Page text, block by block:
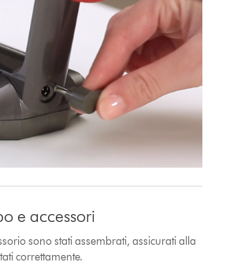
e accessori
sono stati assembrati, assicurati alla
correttamente.